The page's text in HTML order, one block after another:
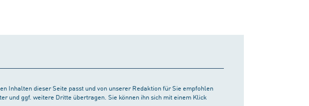
Inhalten dieser Seite passt und von unserer Redaktion für Sie empfohlen
und ggf. weitere Dritte übertragen. Sie können ihn sich mit einem Klick